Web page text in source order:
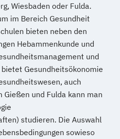
Wiesbaden oder Fulda.
im Bereich Gesundheit
bieten neben den
Hebammenkunde und
und
Gesundheitsökonomie
auch
Gießen und Fulda kann man
studieren. Die Auswahl
sowieso